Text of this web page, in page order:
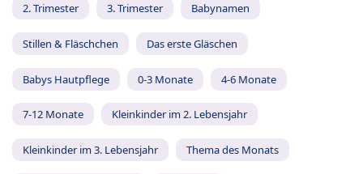
2. Trimester 3. Trimester Babynamen
Stillen & Fläschchen Das erste Gläschen
Babys Hautpflege 0-3 Monate 4-6 Monate
7-12 Monate Kleinkinder im 2. Lebensjahr
Kleinkinder im 3. Lebensjahr Thema des Monats